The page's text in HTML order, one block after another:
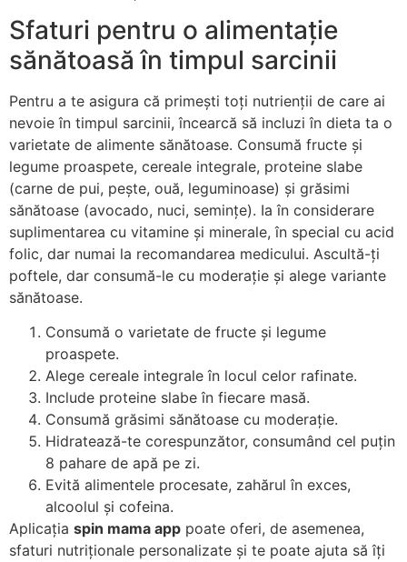
Sfaturi pentru o alimentație
sănătoasă în timpul sarcinii
Pentru a te asigura că primești toți nutrienții de care ai
nevoie în timpul sarcinii, încearcă să incluzi în dieta ta o
varietate de alimente sănătoase. Consumă fructe și
legume proaspete, cereale integrale, proteine slabe
(carne de pui, pește, ouă, leguminoase) și grăsimi
sănătoase (avocado, nuci, semințe). Ia în considerare
suplimentarea cu vitamine și minerale, în special cu acid
folic, dar numai la recomandarea medicului. Ascultă-ți
poftele, dar consumă-le cu moderație și alege variante
sănătoase.
Consumă o varietate de fructe și legume
proaspete.
Alege cereale integrale în locul celor rafinate.
Include proteine slabe în fiecare masă.
Consumă grăsimi sănătoase cu moderație.
Hidratează-te corespunzător, consumând cel puțin
8 pahare de apă pe zi.
Evită alimentele procesate, zahărul în exces,
alcoolul și cofeina.
Aplicația spin mama app poate oferi, de asemenea,
sfaturi nutriționale personalizate și te poate ajuta să îți